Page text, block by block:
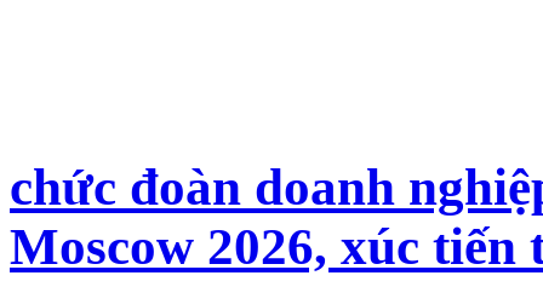
chức đoàn doanh
Moscow 2026, xúc